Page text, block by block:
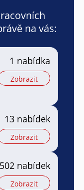
na vás:
1 nabídka
Zobrazit
13 nabídek
Zobrazit
502 nabídek
Zobrazit